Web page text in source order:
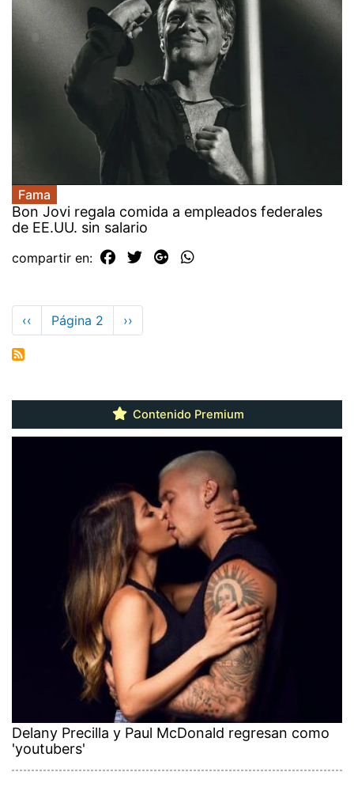
Fama
Bon Jovi regala comida a empleados federales
de EE.UU. sin salario
compartir en:
Paginación
Página
anterior
‹‹ Página 2
Siguiente
página
››
Contenido Premium
Delany Precilla y Paul McDonald regresan como
'youtubers'